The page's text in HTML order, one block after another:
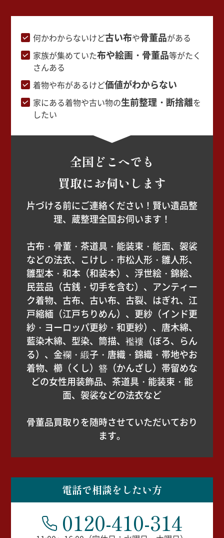
何かわからないけど古い布や骨董品がある
家族が集めていた布や絵画・骨董品等がたく
さんある
着物や布があるけど価値がわからない
家にある着物や古い物の生前整理・断捨離を
したい
全国どこへでも
買取にお伺いします
片づける前にご連絡ください！賢い遺品整
理、蔵整理全国お伺います！
古布・骨董・茶道具・能装束・能面、袈裟
などの法衣、こけし・市松人形・雛人形、
雛型本・和本（和装本）、浮世絵・錦絵、
民芸品（古銭・切手を含む）、アンティー
ク着物、古布、古い布、古裂、はぎれ、江
戸縮緬（江戸ちりめん）、更紗（インド更
紗・ヨーロッパ更紗・和更紗）、唐木綿、
藍染木綿、型染、筒描、襤褸（ぼろ、らん
る）、金襴・緞子・唐織・錦織・帯地やお
着物、櫛（くし）簪（かんざし）帯留めな
どの女性用装飾品、茶道具・能装束・能
面、袈裟などの法衣など
骨董品買取りを随時させていただいており
ます。
電話で相談をしたい方
0120-410-314